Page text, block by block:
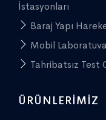
İstasyonları
Baraj Yapı
Mobil
Tahribatsız Test
ÜRÜNLERIMIZ